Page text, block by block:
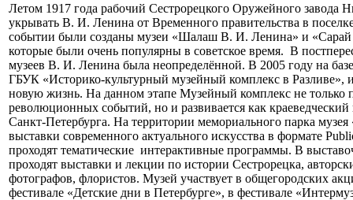
Летом 1917 года рабочий Сестрорецкого Оружейного завода
укрывать В. И. Ленина от Временного правительства в
событии были созданы музеи «Шалаш В. И. Ленина» и
которые были очень популярны в советское время. В
музеев В. И. Ленина была неопределённой. В 2005 году на
ГБУК «Историко-культурный музейный комплекс в Разливе»,
новую жизнь. На данном этапе Музейный комплекс не только
революционных событий, но и развивается как
Санкт-Петербурга. На территории мемориального парка
выставки современного актуального искусства в формате
проходят тематические интерактивные программы. В
проходят выставки и лекции по истории Сестрорецка,
фотографов, флористов. Музей участвует в общегородских
фестивале «Детские дни в Петербурге», в фестивале